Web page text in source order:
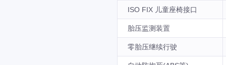
ISO FIX 儿童座椅接口
胎压监测装置
零胎压继续行驶